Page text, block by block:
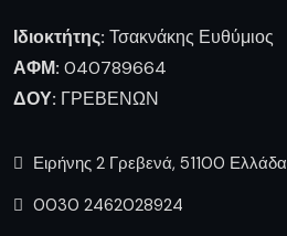
Ιδιοκτήτης: Τσακνάκης Ευθύμιος
ΑΦΜ: 040789664
ΔΟΥ: ΓΡΕΒΕΝΩΝ
Ειρήνης 2 Γρεβενά, 51100 Ελλάδα
0030 2462028924